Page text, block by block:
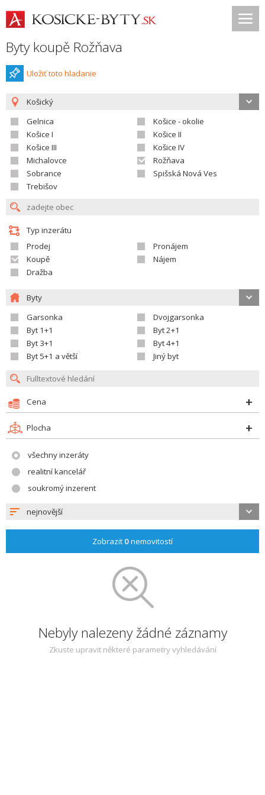
Byty koupě Rožňava
Uložiť toto hladanie
Košický
Gelnica
Košice - okolie
Košice I
Košice II
Košice III
Košice IV
Michalovce
Rožňava
Sobrance
Spišská Nová Ves
Trebišov
Typ inzerátu
Prodej
Pronájem
Koupě
Nájem
Dražba
Byty
Garsonka
Dvojgarsonka
Byt 1+1
Byt 2+1
Byt 3+1
Byt 4+1
Byt 5+1 a větší
Jiný byt
Cena
Plocha
všechny inzeráty
realitní kancelář
soukromý inzerent
nejnovější
Zobrazit 0nemovitostí
Nebyly nalezeny žádné záznamy
Zkuste upravit některé parametry vyhledávání